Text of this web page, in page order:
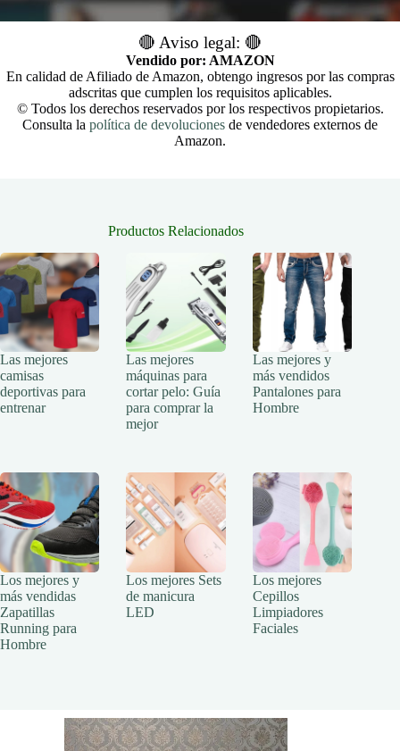
🔴 Aviso legal: 🔴
Vendido por: AMAZON
En calidad de Afiliado de Amazon, obtengo ingresos por las compras
adscritas que cumplen los requisitos aplicables.
© Todos los derechos reservados por los respectivos propietarios.
Consulta la política de devoluciones de vendedores externos de
Amazon.
Productos Relacionados
Las mejores
camisas
deportivas para
entrenar
Las mejores
máquinas para
cortar pelo: Guía
para comprar la
mejor
Las mejores y
más vendidos
Pantalones para
Hombre
Los mejores y
más vendidas
Zapatillas
Running para
Hombre
Los mejores Sets
de manicura
LED
Los mejores
Cepillos
Limpiadores
Faciales